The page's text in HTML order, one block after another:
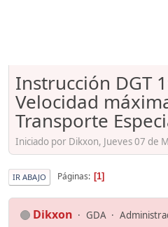
Instrucción DGT
Velocidad
Transporte
Iniciado por Dikxon, Jueves 07 de
IR ABAJO Páginas 1
Dikxon GDA